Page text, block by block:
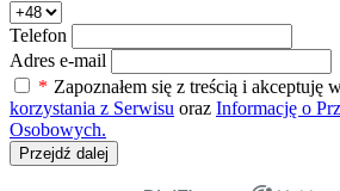
Telefon
Adres e-mail
* Zapoznałem się z treścią i akceptuję
korzystania z Serwisu oraz Informację o
Osobowych.
Przejdź dalej